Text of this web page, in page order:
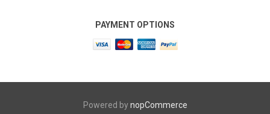
PAYMENT OPTIONS
Powered bynopCommerce